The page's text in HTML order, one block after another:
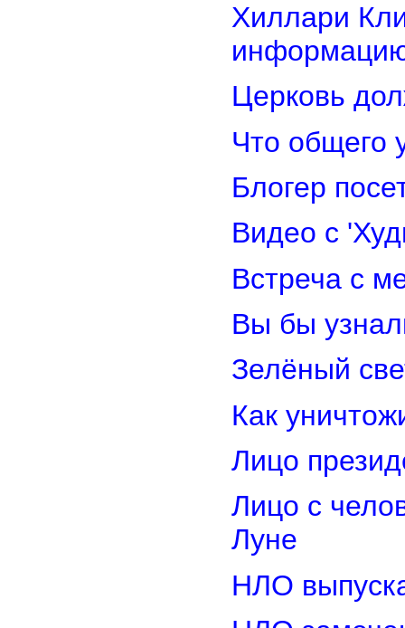
Хиллари
Церковь
Что общего
Блогер
Видео с
Встреча с
Вы бы
Зелёный
Как
Лицо
Лицо с
Луне
НЛО